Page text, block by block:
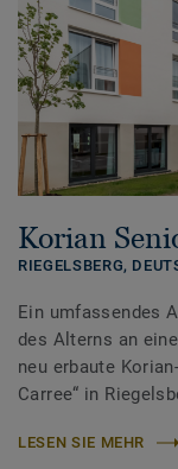
Korian
RIEGELSBERG,
Ein umfassendes
des Alterns an
neu erbaute
Carree“ in
LESEN SIE MEHR